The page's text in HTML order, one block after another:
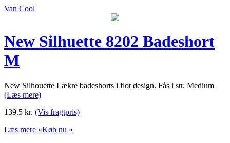
Van Cool
New Silhuette 8202 Badeshort
M
New Silhouette Lækre badeshorts i flot design. Fås i str. Medium
(Læs mere)
139.5 kr. (Vis fragtpris)
Læs mere »Køb nu »